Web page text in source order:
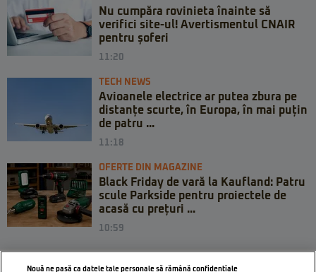
Nu cumpăra rovinieta înainte să
verifici site-ul! Avertismentul CNAIR
pentru șoferi
11:20
TECH NEWS
Avioanele electrice ar putea zbura pe
distanțe scurte, în Europa, în mai puțin
de patru ...
11:18
OFERTE DIN MAGAZINE
Black Friday de vară la Kaufland: Patru
scule Parkside pentru proiectele de
acasă cu prețuri ...
10:59
Nouă ne pasă ca datele tale personale să rămână confidențiale